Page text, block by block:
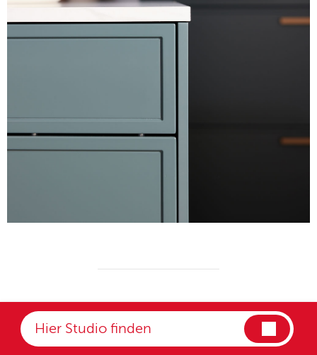
Organisationstipps für die Küche